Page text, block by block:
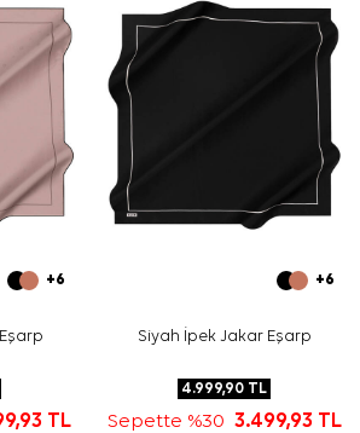
+6
TL
+6
Siyah İpek Jakar Eşarp
4.999,90 TL
Sepette %30 3.499,93 TL